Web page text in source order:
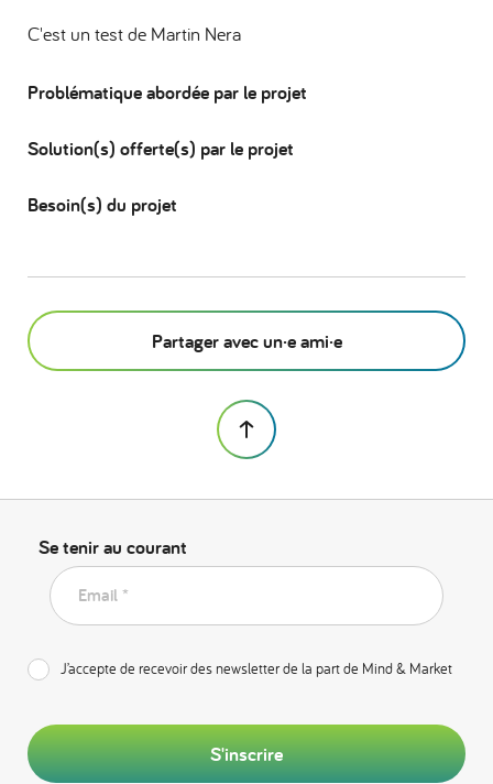
C'est un test de Martin Nera
Problématique abordée par le projet
Solution(s) offerte(s) par le projet
Besoin(s) du projet
Partager avec un·e ami·e
Se tenir au courant
Email *
J’accepte de recevoir des newsletter de la part de Mind & Market
S'inscrire